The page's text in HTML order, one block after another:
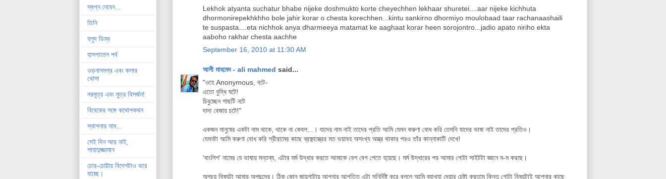
Lekhok atyanta suchatur bhabe nijeke doshmukto korte cheyechhen lekhaar shuretei....aar nijeke kichhuta
dhormonirepekhkhho bole jahir korar o chesta korechhen...kintu sankirno dhormiyo moulobaad taar rachanaashaili
te suspasta....eta nichhok anya dharmeeya matamat ke aaghaat korar heen sorojontro...jadio apato niriho ekta
aaboho rakhar chesta aachhe
September 16, 2010 at 11:30 AM
আলী মাহমেদ - ali mahmed said...
"ওহে Anonymous, বটে-
এতো বুদ্ধি ঘটে!
চিবুচ্ছেন গাছটি নটে
দাদা বেজায় চটে!"
একজন মানুষের একটা নাম থাকে, থাকে না কেবল...। যাদের নাম নাই তাদের প্রতি আমি যেমন করুণা বোধ করি তেমনি যাদের ভাষা নাই তাদের প্রতিও।
যেমনটা আমি করুণা বোধ করি শ্রীরামের কাছে ব্রক্ষ্ণাস্ত্রের মত ভয়াবহ অসংখ্য অস্ত্র থাকার পরও তাঁর কান্নাকাটি দেখে!
'বাংলিশ' নামের যে ভাষায় মন্তব্য, এটার মর্ম উদ্ধার করতে আমাকে বেশ বেগ পেতে হয়েছে। মর্ম উদ্ধারের পর আমার গোটা সাইটটা জ্ঞানে ম-ম করছে।
অপচয় বিষযটা আমার অপছন্দের। ঠিক কোন জায়গাটায় আপনার আপত্তি এটা সুনির্দিষ্ট করে বললে আমি ব্যাখ্যা দেয়ার চেষ্টা করতাম কিন্তু গোটা বিষয়টাই আপনার কাছে
স্বপ্ন নেবেন...
তিনি
হলুদ ডিম্ব
হাসপাতাল পর্ব
ওড়নাসমগ্র এবং কলার
খোসা
নরমূত্র এবং মুত্র বিসর্জন!
বিবেকের সঙ্গে কথোপকথন
স্থাপনার নাম...
সেই দিন আর নাই,
শাহাদুজ্জামান
চোর-চোট্টায় বিদেশটাও ভরে
যাচ্ছে।